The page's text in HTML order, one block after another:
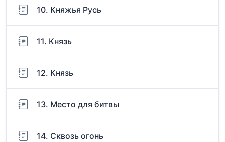
10. Княжья Русь
11. Князь
12. Князь
13. Место для битвы
14. Сквозь огонь